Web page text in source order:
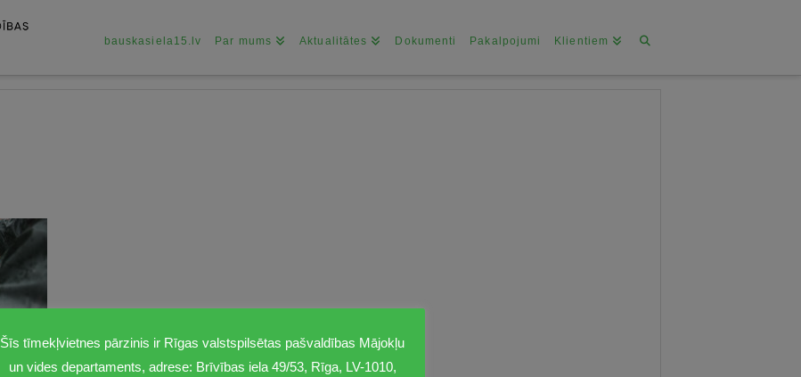
bauskasiela15.lv Par mums Aktualitātes Dokumenti Pakalpojumi Klientiem
Šīs tīmekļvietnes pārzinis ir Rīgas valstspilsētas pašvaldības Mājokļu
un vides departaments, adrese: Brīvības iela 49/53, Rīga, LV-1010,